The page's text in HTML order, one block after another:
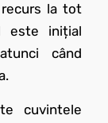
la tot
este inițial
când
cuvintele